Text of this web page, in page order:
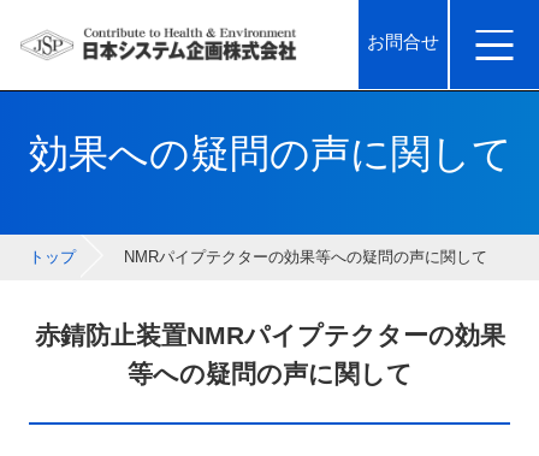
お問合せ
効果への疑問の声に関して
トップ NMRパイプテクターの効果等への疑問の声に関して
赤錆防止装置NMRパイプテクターの効果
等への疑問の声に関して